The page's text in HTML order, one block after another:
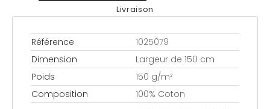
Livraison
Référence
1025079
Dimension
Largeur de 150 cm
Poids
150 g/m²
Composition
100% Coton